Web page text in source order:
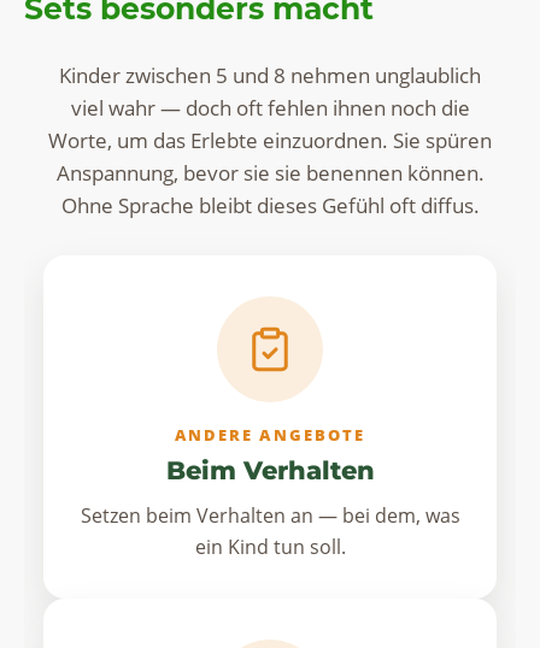
Sets besonders macht
Kinder zwischen 5 und 8 nehmen unglaublich
viel wahr — doch oft fehlen ihnen noch die
Worte, um das Erlebte einzuordnen. Sie spüren
Anspannung, bevor sie sie benennen können.
Ohne Sprache bleibt dieses Gefühl oft diffus.
ANDERE ANGEBOTE
Beim Verhalten
Setzen beim Verhalten an — bei dem, was
ein Kind tun soll.